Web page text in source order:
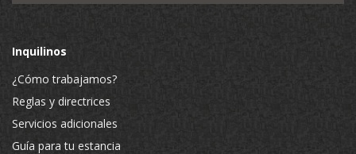
Inquilinos
¿Cómo trabajamos?
Reglas y directrices
Servicios adicionales
Guía para tu estancia